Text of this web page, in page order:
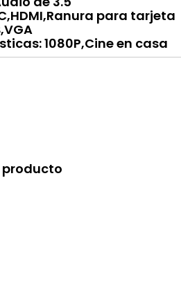
para tarjeta
1080P,Cine en casa
producto